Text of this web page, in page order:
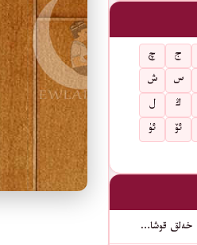
ج
چ
س
ش
ڭ
ل
ئۆ
ئۈ